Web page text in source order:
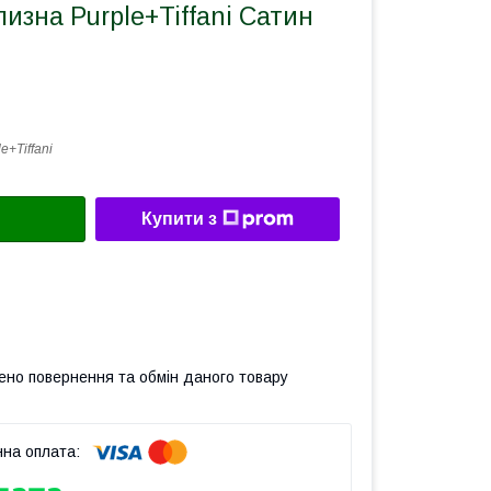
Purple+Tiffani Сатин
Купити з
повернення та обмін даного товару